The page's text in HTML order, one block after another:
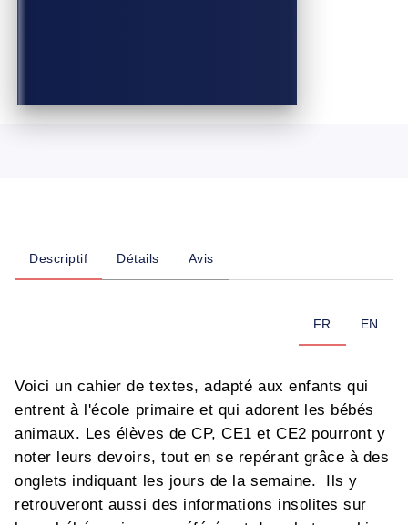
Descriptif Détails Avis
FR EN
Voici un cahier de textes, adapté aux enfants qui
entrent à l'école primaire et qui adorent les bébés
animaux. Les élèves de CP, CE1 et CE2 pourront y
noter leurs devoirs, tout en se repérant grâce à des
onglets indiquant les jours de la semaine. Ils y
retrouveront aussi des informations insolites sur